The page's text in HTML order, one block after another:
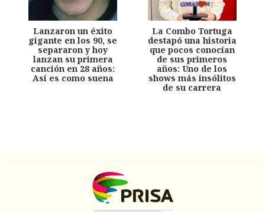
Lanzaron un éxito
gigante en los 90, se
separaron y hoy
lanzan su primera
canción en 28 años:
Así es como suena
La Combo Tortuga
destapó una historia
que pocos conocían
de sus primeros
años: Uno de los
shows más insólitos
de su carrera